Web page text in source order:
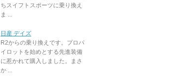
ちスイフトスポーツに乗り換え
ま ...
日産 デイズ
R2からの乗り換えです。プロパ
イロットを始めとする先進装備
に惹かれて購入しました。まさ
か ...